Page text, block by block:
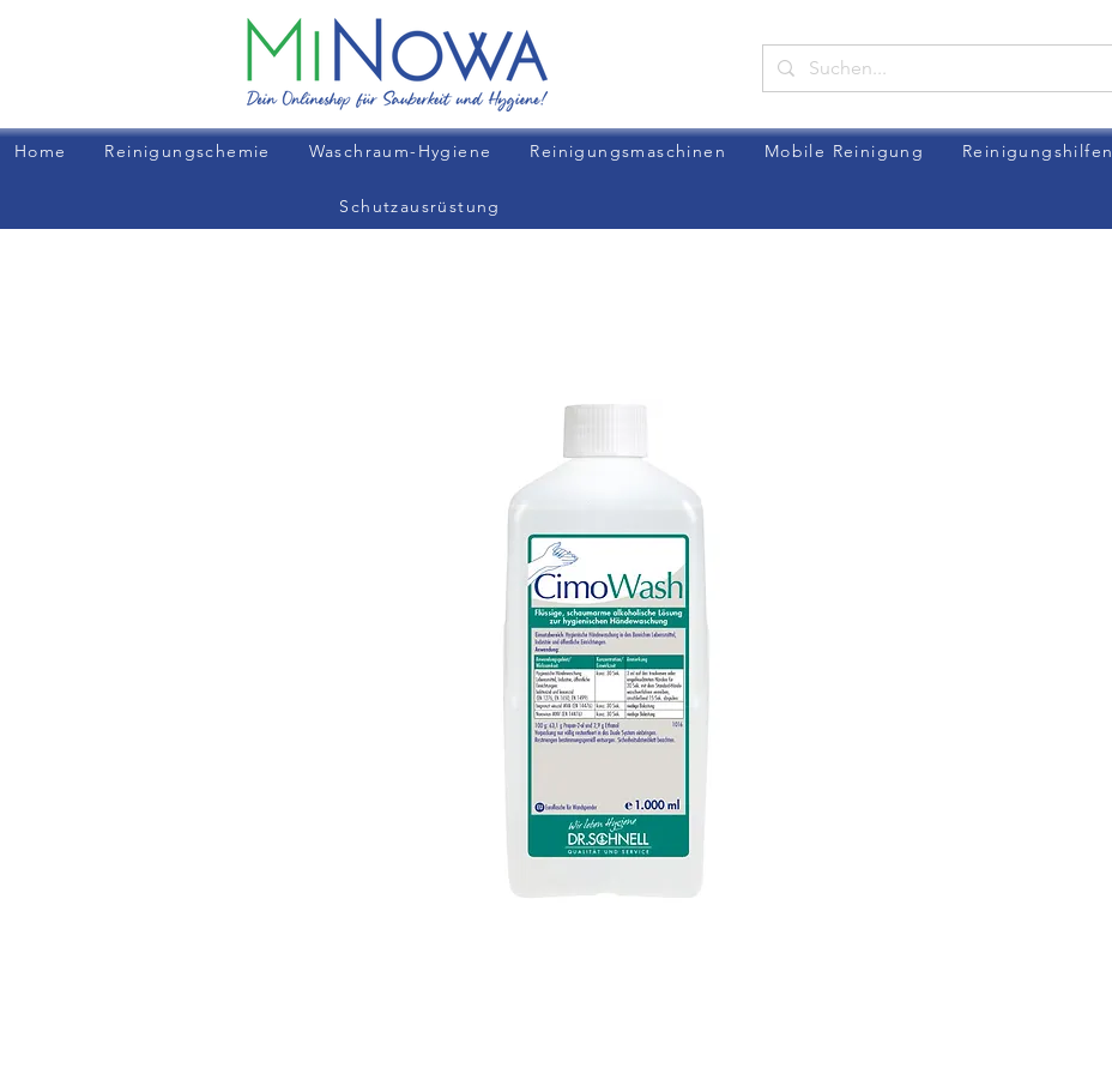
Home Reinigungschemie Waschraum-Hygiene Reinigungsmaschinen Mobile Reinigung Reinigungshilfen
Schutzausrüstung